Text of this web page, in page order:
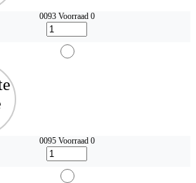
0093 Voorraad 0
0095 Voorraad 0